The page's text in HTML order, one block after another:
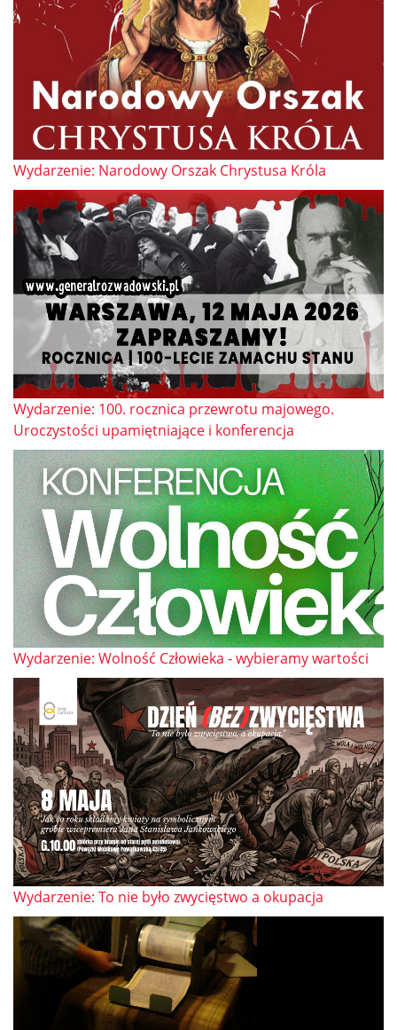
Wydarzenie: Narodowy Orszak Chrystusa Króla
Wydarzenie: 100. rocznica przewrotu majowego.
Uroczystości upamiętniające i konferencja
Wydarzenie: Wolność Człowieka - wybieramy wartości
Wydarzenie: To nie było zwycięstwo a okupacja